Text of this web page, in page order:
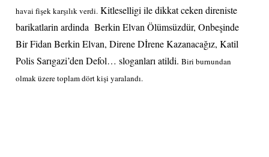
havai fişekkarşılık verdi. Kitleselligi ile dikkat ceken direniste
barikatlarin ardinda Berkin Elvan Ölümsüzdür, Onbeşinde
Bir Fidan Berkin Elvan, Direne Dİrene Kazanacağız, Katil
Polis Sarıgazi’den Defol… sloganları atildi.Biri burnundan
olmak üzere toplam dört kişi yaralandı.